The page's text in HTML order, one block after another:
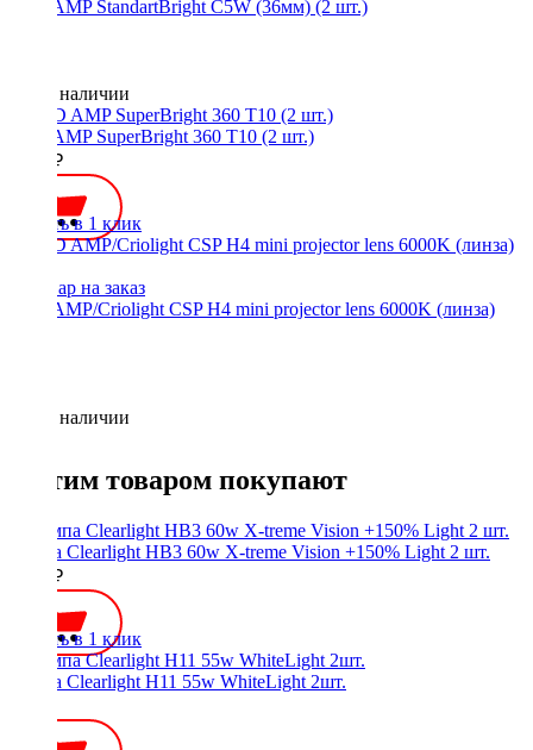
LED AMP StandartBright C5W (36мм) (2 шт.)
Нет в наличии
LED AMP SuperBright 360 T10 (2 шт.)
1200 ₽
Купить в 1 клик
LED AMP/Criolight CSP H4 mini projector lens 6000K (линза)
Нет в наличии
С этим товаром покупают
Лампа Clearlight HB3 60w X-treme Vision +150% Light 2 шт.
1300 ₽
Купить в 1 клик
Лампа Clearlight H11 55w WhiteLight 2шт.